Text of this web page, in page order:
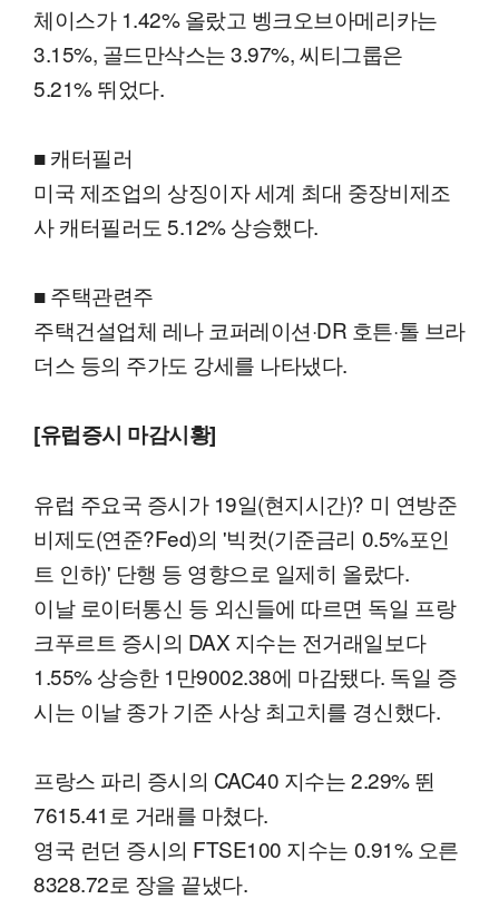
체이스가 1.42% 올랐고 벵크오브아메리카는
3.15%, 골드만삭스는 3.97%, 씨티그룹은
5.21% 뛰었다.
■ 캐터필러
미국 제조업의 상징이자 세계 최대 중장비제조
사 캐터필러도 5.12% 상승했다.
■ 주택관련주
주택건설업체 레나 코퍼레이션·DR 호튼·톨 브라
더스 등의 주가도 강세를 나타냈다.
[유럽증시 마감시황]
유럽 주요국 증시가 19일(현지시간)? 미 연방준
비제도(연준?Fed)의 '빅컷(기준금리 0.5%포인
트 인하)' 단행 등 영향으로 일제히 올랐다.
이날 로이터통신 등 외신들에 따르면 독일 프랑
크푸르트 증시의 DAX 지수는 전거래일보다
1.55% 상승한 1만9002.38에 마감됐다. 독일 증
시는 이날 종가 기준 사상 최고치를 경신했다.
프랑스 파리 증시의 CAC40 지수는 2.29% 뛴
7615.41로 거래를 마쳤다.
영국 런던 증시의 FTSE100 지수는 0.91% 오른
8328.72로 장을 끝냈다.